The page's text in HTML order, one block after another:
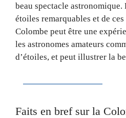
beau spectacle astronomique.
étoiles remarquables et de
Colombe peut être une
les astronomes amateurs
d’étoiles, et peut illustrer la
Faits en bref sur la